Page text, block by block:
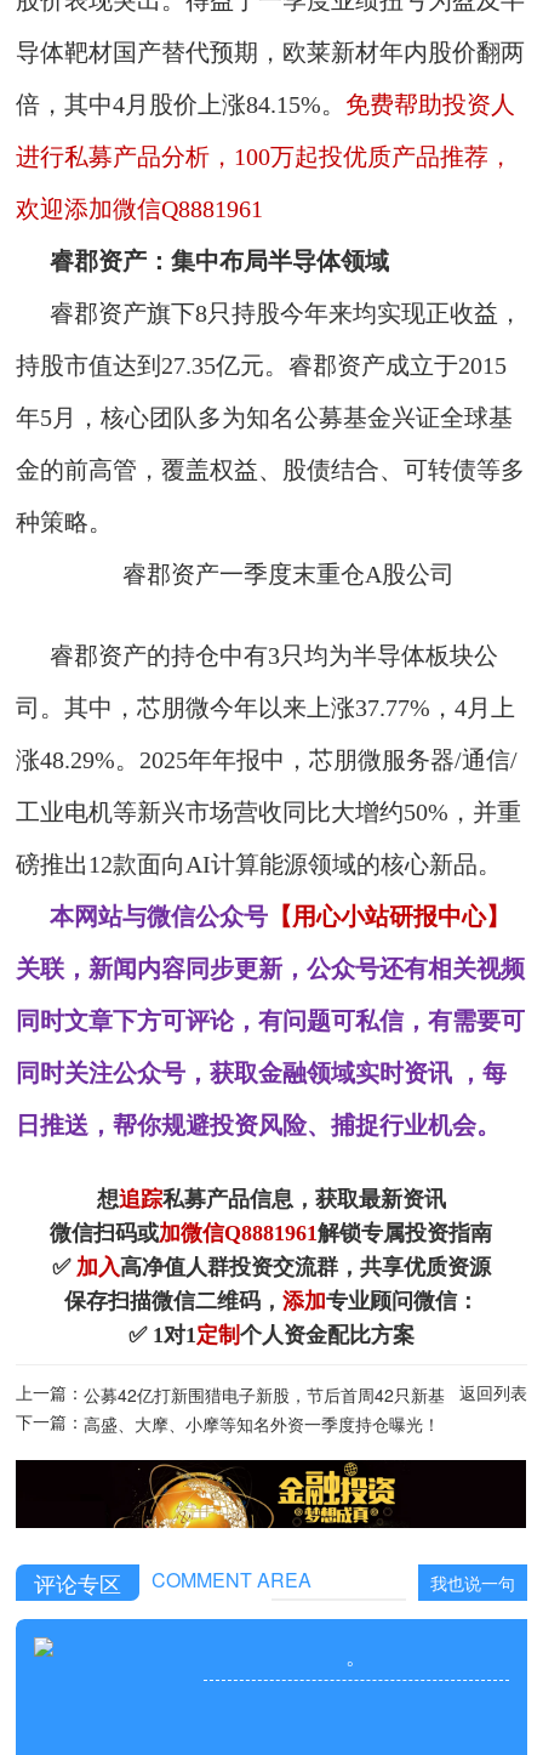
导体靶材国产替代预期，欧莱新材年内股价翻两
倍，其中4月股价上涨84.15%。 免费帮助投资人
进行私募产品分析，100万起投优质产品推荐，
欢迎添加微信Q8881961
睿郡资产：集中布局半导体领域
睿郡资产旗下8只持股今年来均实现正收益，
持股市值达到27.35亿元。睿郡资产成立于2015
年5月，核心团队多为知名公募基金兴证全球基
金的前高管，覆盖权益、股债结合、可转债等多
种策略。
睿郡资产一季度末重仓A股公司
睿郡资产的持仓中有3只均为半导体板块公
司。其中，芯朋微今年以来上涨37.77%，4月上
涨48.29%。2025年年报中，芯朋微服务器/通信/
工业电机等新兴市场营收同比大增约50%，并重
磅推出12款面向AI计算能源领域的核心新品。
本网站与微信公众号 【用心小站研报中心】
关联，新闻内容同步更新，公众号还有相关视频
同时文章下方可评论，有问题可私信，有需要可
同时关注公众号，获取金融领域实时资讯 ，每
日推送，帮你规避投资风险、捕捉行业机会。
想追踪私募产品信息，获取最新资讯
微信扫码或加微信Q8881961解锁专属投资指南
✅加入高净值人群投资交流群，共享优质资源
保存扫描微信二维码， 添加专业顾问微信：
✅ 1对1定制 个人资金配比方案
上一篇：公募42亿打新围猎电子新股，节后首周42只新基
登场
下一篇：高盛、大摩、小摩等知名外资一季度持仓曝光！
返回列表
评论专区 COMMENT AREA 我也说一句
。